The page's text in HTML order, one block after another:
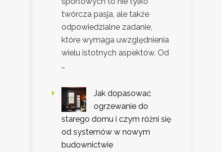
twórcza pasja, ale także
odpowiedzialne zadanie,
które wymaga uwzględnienia
wielu istotnych aspektów. Od
…
Jak dopasować
ogrzewanie do
starego domu i czym różni się
od systemów w nowym
budownictwie